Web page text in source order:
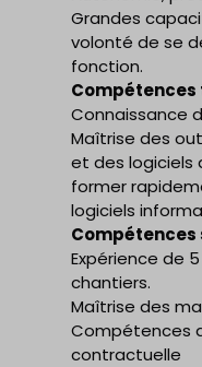
Grandes
volonté de se
fonction.
Connaissance
Maîtrise des
et des logiciels
former
logiciels
Expérience de
chantiers.
Maîtrise des
Compétences
contractuelle